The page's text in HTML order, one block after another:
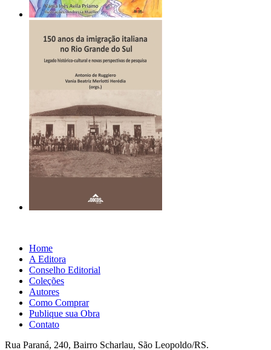
Home
A Editora
Conselho Editorial
Coleções
Autores
Como Comprar
Publique sua Obra
Contato
Rua Paraná, 240, Bairro Scharlau, São Leopoldo/RS.